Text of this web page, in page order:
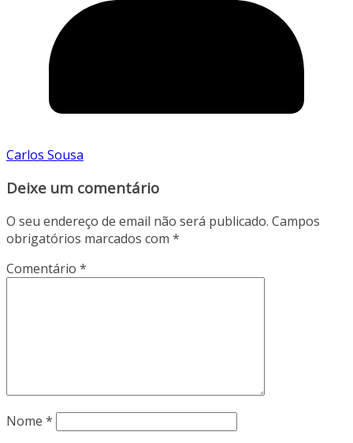
Carlos Sousa
Deixe um comentário
O seu endereço de email não será publicado. Campos
obrigatórios marcados com *
Comentário *
Nome *